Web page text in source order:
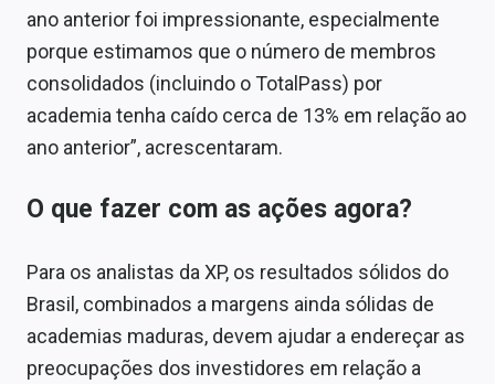
ano anterior foi impressionante, especialmente
porque estimamos que o número de membros
consolidados (incluindo o TotalPass) por
academia tenha caído cerca de 13% em relação ao
ano anterior”, acrescentaram.
O que fazer com as ações agora?
Para os analistas da XP, os resultados sólidos do
Brasil, combinados a margens ainda sólidas de
academias maduras, devem ajudar a endereçar as
preocupações dos investidores em relação a